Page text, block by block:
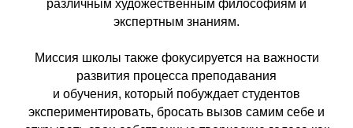
различным художественным философиям и
экспертным знаниям.
Миссия школы также фокусируется на важности
развития процесса преподавания
и обучения, который побуждает студентов
экспериментировать, бросать вызов самим себе и